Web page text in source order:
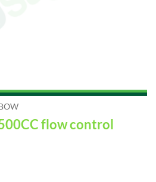
flow control